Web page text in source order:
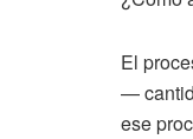
El
—
ese